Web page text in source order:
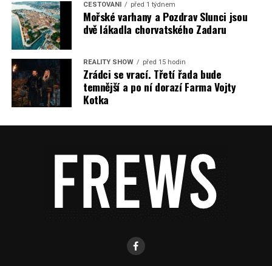
CESTOVÁNÍ před 1 týdnem
Mořské varhany a Pozdrav Slunci jsou
dvě lákadla chorvatského Zadaru
REALITY SHOW před 15 hodin
Zrádci se vrací. Třetí řada bude
temnější a po ní dorazí Farma Vojty
Kotka